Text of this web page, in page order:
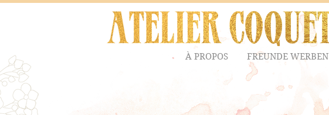
À PROPOS FREUNDE WERBEN